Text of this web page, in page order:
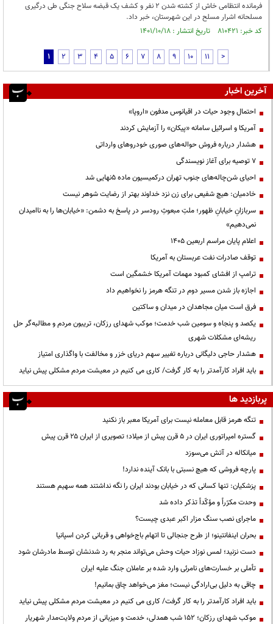
فرمانده انتظامی خاش از کشته شدن ۲ نفر و کشف یک قبضه سلاح جنگی طی درگیری
مسلحانه اشرار مسلح در این شهرستان، خبر داد.
کد خبر: ۸۱۰۴۲۱ تاریخ انتشار : ۱۴۰۱/۱۰/۱۸
1 2 3 4 5 6 7 8 9 10 11 >
آخرین اخبار
احتمال وجود حیات در اقیانوس مدفون «اروپا»
آمریکا و اسرائیل سامانه «پیکان» را آزمایش کردند
هشدار درباره فروش حواله‌های صوری خودروهای وارداتی
۷ توصیه برای آغاز نویسندگی
احیای شن‌چاله‌های جنوب تهران درکمیسیون ماده ۵نهایی شد
خادمیان: هیچ شفیعی برای زن نزد خداوند بهتر از رضایت شوهر نیست
سربازانِ خیابانِ ظهور؛ ملتِ مبعوثِ رودسر در پاسخ به دشمن: «خیابان‌ها را به ناامیدان
نمی‌دهیم»
اعلام پایان مراسم اربعین ۱۴۰۵
توقف صادرات نفت عربستان به آمریکا
ترامپ از افشای کمبود مهمات آمریکا خشمگین است
اجازه باز شدن مسیر دوم در تنگه هرمز را نخواهیم داد
فرق است میان مجاهدان در میدان و ساکتین
یکصد و پنجاه و سومین شب خدمت؛ موکب شهدای رزکان، تریبون مردم و مطالبه‌گر حل
ریشه‌ای مشکلات شهری
هشدار حاجی دلیگانی درباره تغییر سهم دریای خزر و مخالفت با واگذاری امتیاز
باید افراد کارآمدتر را به کار گرفت/ کاری می کنیم در معیشت مردم مشکلی پیش نیاید
پربازدید ها
تنگه هرمز قابل معامله نیست برای آمریکا معبر باز نکنید
گستره امپراتوری ایران در ۵ قرن پیش از میلاد؛ تصویری از ایران ۲۵ قرن پیش
میانکاله در آتش می‌سوزد
پارچه فروشی که هیچ نسبتی با بانک آینده ندارد!
پزشکیان: تنها کسانی که در خیابان بودند ایران را نگه نداشتند همه سهیم هستند
وحدت مکرّراً و مؤکّداً تذکر داده شد
ماجرای نصب سنگ مزار اکبر عبدی چیست؟
بحران اینفانتینو؛ از طرح جنجالی تا اتهام باج‌خواهی و قربانی کردن اسپانیا
دست نزنید؛ لمس نوزاد حیات وحش می‌تواند منجر به رد شدنشان توسط مادرشان شود
تأملی بر خسارت‌های نامرئی وارد شده بر عاملان جنگ علیه ایران
چاقی به دلیل بی‌ارادگی نیست؛ مغز می‌خواهد چاق بمانیم!
باید افراد کارآمدتر را به کار گرفت/ کاری می کنیم در معیشت مردم مشکلی پیش نیاید
موکب شهدای رزکان؛ ۱۵۲ شب همدلی، خدمت و میزبانی از مردم ولایت‌مدار شهریار